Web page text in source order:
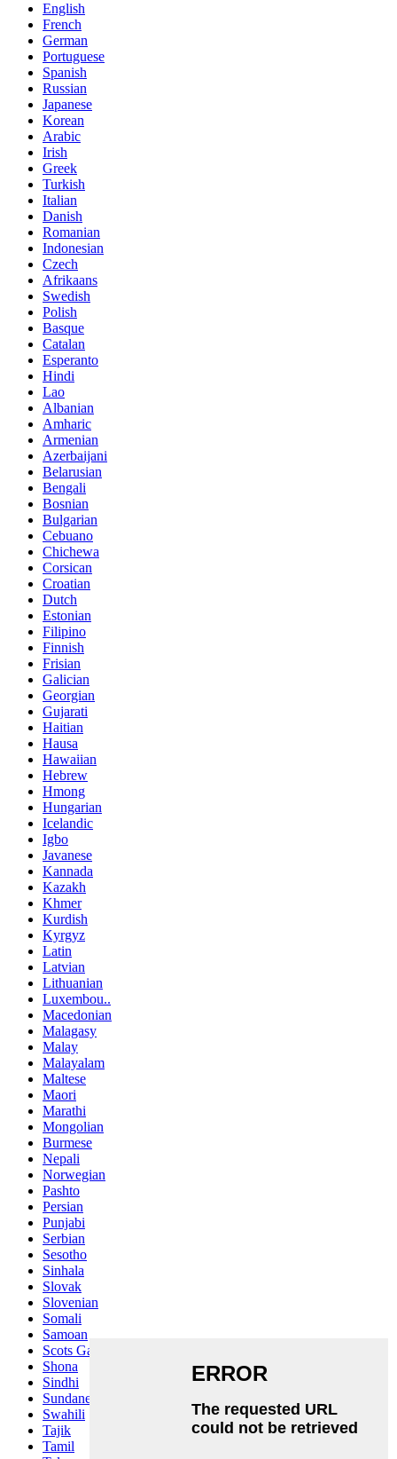
English
French
German
Portuguese
Spanish
Russian
Japanese
Korean
Arabic
Irish
Greek
Turkish
Italian
Danish
Romanian
Indonesian
Czech
Afrikaans
Swedish
Polish
Basque
Catalan
Esperanto
Hindi
Lao
Albanian
Amharic
Armenian
Azerbaijani
Belarusian
Bengali
Bosnian
Bulgarian
Cebuano
Chichewa
Corsican
Croatian
Dutch
Estonian
Filipino
Finnish
Frisian
Galician
Georgian
Gujarati
Haitian
Hausa
Hawaiian
Hebrew
Hmong
Hungarian
Icelandic
Igbo
Javanese
Kannada
Kazakh
Khmer
Kurdish
Kyrgyz
Latin
Latvian
Lithuanian
Luxembou..
Macedonian
Malagasy
Malay
Malayalam
Maltese
Maori
Marathi
Mongolian
Burmese
Nepali
Norwegian
Pashto
Persian
Punjabi
Serbian
Sesotho
Sinhala
Slovak
Slovenian
Somali
Samoan
Scots Gaelic
Shona
Sindhi
Sundanese
Swahili
Tajik
Tamil